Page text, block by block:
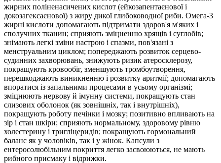
жирних поліненасичених кислот (ейкозапентаєнової і
докозагексаєнової) з жиру дикої глибоководної риби. Омега-3
жирні кислоти допомагають підтримати здоров'я м'яких і
сполучних тканин; сприяють зміцненню хрящів і суглобів;
знімають легкі зміни настрою і спазми, пов'язані з
менструальним циклом; попереджають розвиток серцево-
судинних захворювань, знижують ризик атеросклерозу,
покращують кровообіг, зменшують тромбоутворення,
перешкоджають виникненню і розвитку аритмії; допомагають
впоратися із запальними процесами в усьому організмі;
зміцнюють нервову й імунну системи, покращують стан
слизових оболонок (як зовнішніх, так і внутрішніх),
покращують роботу печінки і мозку; позитивно впливають на
зір і стан шкіри; сприяють нормальному, здоровому рівню
холестерину і тригліцеридів; покращують гормональний
баланс як у чоловіків, так і у жінок. Капсули з
ентеросолюбільним покриття легко засвоюються, не мають
рибного присмаку і відрижки.